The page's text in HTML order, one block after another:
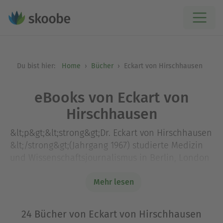
Du bist hier: Home Bücher Eckart von Hirschhausen
eBooks von Eckart von
Hirschhausen
&lt;p&gt;&lt;strong&gt;Dr. Eckart von Hirschhausen
&lt;/strong&gt;(Jahrgang 1967) studierte Medizin
medizinische Inhalte auf humorvolle Art und
nachhaltigen Botschaften zu verbinden. Seit
&amp;uuml;ber 20 Jahren ist er als Komiker, Autor
Mehr lesen
24 Bücher von Eckart von Hirschhausen